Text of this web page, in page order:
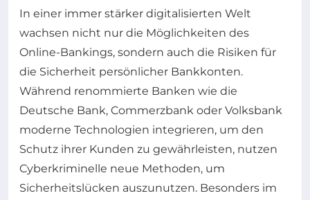
In einer immer stärker digitalisierten Welt
wachsen nicht nur die Möglichkeiten des
Online-Bankings, sondern auch die Risiken für
die Sicherheit persönlicher Bankkonten.
Während renommierte Banken wie die
Deutsche Bank, Commerzbank oder Volksbank
moderne Technologien integrieren, um den
Schutz ihrer Kunden zu gewährleisten, nutzen
Cyberkriminelle neue Methoden, um
Sicherheitslücken auszunutzen. Besonders im